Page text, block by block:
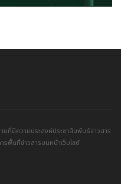
ที่มีความประสงค์ประชาสัมพันธ์ข่าวสาร
รพื้นที่ข่าวสารบนหน้าเว็บไซต์